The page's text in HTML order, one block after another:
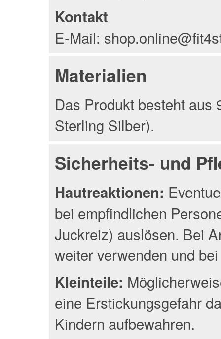
Kontakt
E-Mail:
Materialien
Das Produkt besteht aus
Sterling Silber).
Sicherheits- und
Hautreaktionen:
bei empfindlichen
Juckreiz) auslösen. Bei
weiter verwenden und
Kleinteile:
eine Erstickungsgefahr
Kindern aufbewahren.